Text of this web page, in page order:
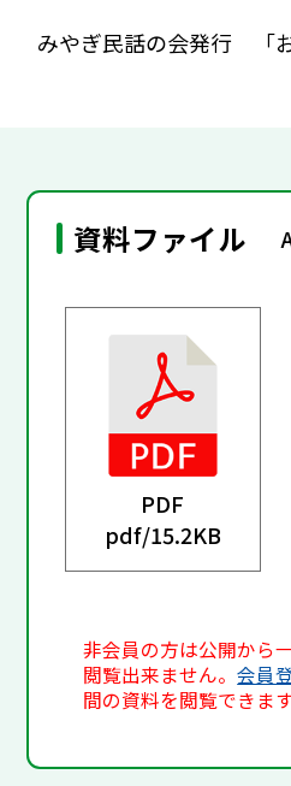
みやぎ民話の会発行 「
資料ファイル
PDF
pdf/15.2KB
非会員の方は公開から
閲覧出来ません。会員
間の資料を閲覧できます